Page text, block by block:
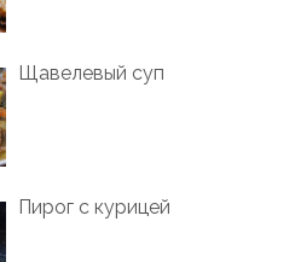
Щавелевый суп
Пирог с курицей